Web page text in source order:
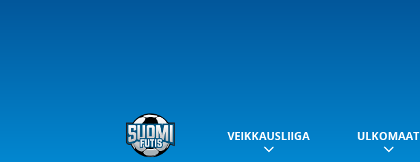
VEIKKAUSLIIGA ULKOMAAT